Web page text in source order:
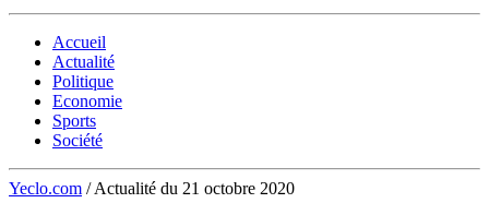
Accueil
Actualité
Politique
Economie
Sports
Société
Yeclo.com / Actualité du 21 octobre 2020